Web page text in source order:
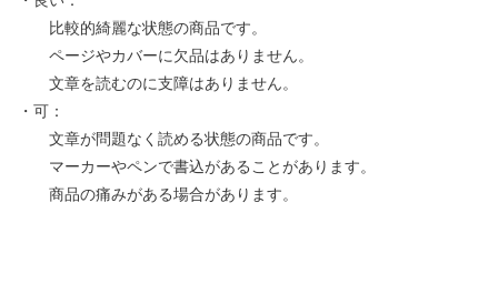
比較的綺麗な状態の商品です。
ページやカバーに欠品はありません。
文章を読むのに支障はありません。
・可：
文章が問題なく読める状態の商品です。
マーカーやペンで書込があることがあります。
商品の痛みがある場合があります。